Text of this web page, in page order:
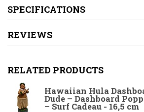
SPECIFICATIONS
REVIEWS
RELATED PRODUCTS
Hawaiian Hula
Dude – Dashboard
– Surf Cadeau - 16,5 cm